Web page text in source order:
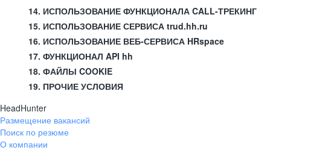
14. ИСПОЛЬЗОВАНИЕ ФУНКЦИОНАЛА CALL-ТРЕКИНГ
15. ИСПОЛЬЗОВАНИЕ СЕРВИСА trud.hh.ru
16. ИСПОЛЬЗОВАНИЕ ВЕБ-СЕРВИСА HRspace
17. ФУНКЦИОНАЛ API hh
18. ФАЙЛЫ COOKIE
19. ПРОЧИЕ УСЛОВИЯ
HeadHunter
Размещение вакансий
Поиск по резюме
О компании